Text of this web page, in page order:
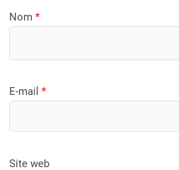
Nom*
E-mail*
Site web